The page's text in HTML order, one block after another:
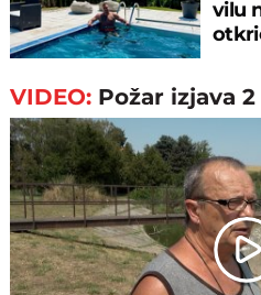
vilu
VIDEO: Požar izjava 2